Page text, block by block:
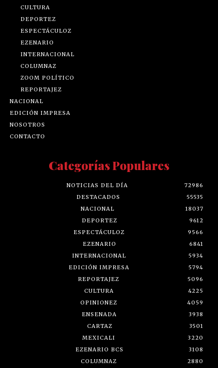
CULTURA
DEPORTEZ
ESPECTÁCULOZ
EZENARIO
INTERNACIONAL
COLUMNAZ
ZOOM POLÍTICO
REPORTAJEZ
NACIONAL
EDICIÓN IMPRESA
NOSOTROS
CONTACTO
Categorías Populares
NOTICIAS DEL DÍA
72986
DESTACADOS
55535
NACIONAL
18037
DEPORTEZ
9612
ESPECTÁCULOZ
9566
EZENARIO
6841
INTERNACIONAL
5934
EDICIÓN IMPRESA
5794
REPORTAJEZ
5096
CULTURA
4225
OPINIONEZ
4059
ENSENADA
3938
CARTAZ
3501
MEXICALI
3220
EZENARIO BCS
3108
COLUMNAZ
2880